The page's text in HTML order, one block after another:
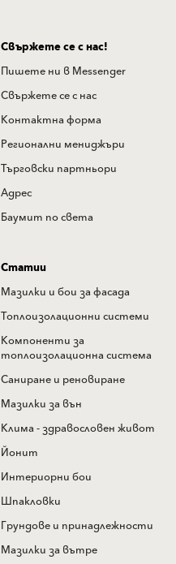
Свържете се с нас!
Пишете ни в Messenger
Свържете се с нас
Контактна форма
Регионални мениджъри
Търговски партньори
Адрес
Баумит по света
Статии
Мазилки и бои за фасада
Топлоизолационни системи
Компоненти за
топлоизолационна система
Саниране и реновиране
Мазилки за вън
Клима - здравословен живот
Йонит
Интериорни бои
Шпакловки
Грундове и принадлежности
Мазилки за вътре